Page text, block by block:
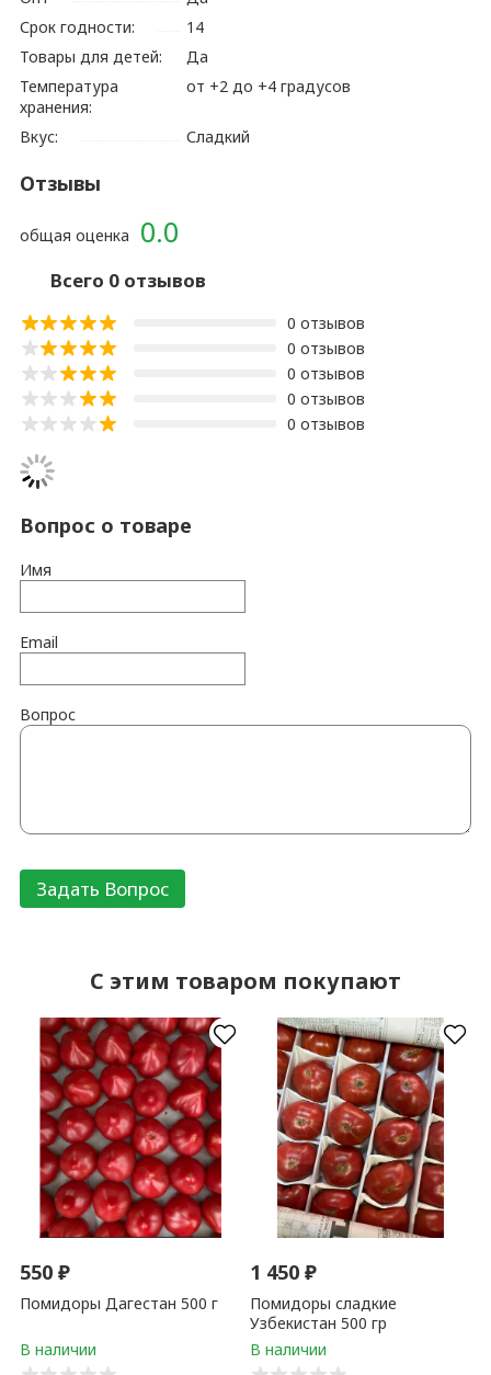
Срок годности:
14
Товары для детей:
Да
Температура
хранения:
от +2 до +4 градусов
Вкус: Сладкий
Отзывы
0.0
общая оценка
Всего 0 отзывов
0 отзывов
0 отзывов
0 отзывов
0 отзывов
0 отзывов
Вопрос о товаре
Имя
Email
Вопрос
C этим товаром покупают
550₽
Помидоры Дагестан 500 г
1 450₽
Помидоры сладкие
Узбекистан 500 гр